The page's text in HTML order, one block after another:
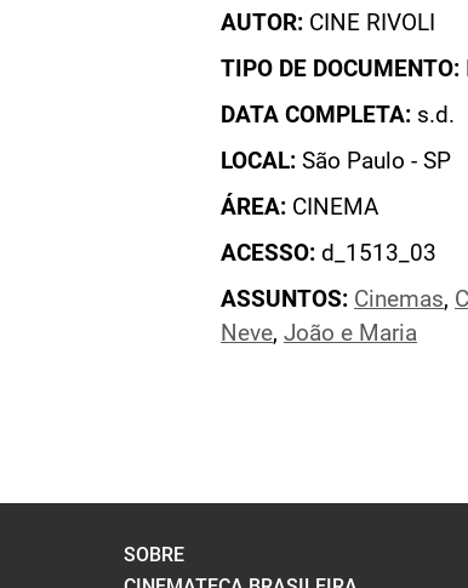
AUTOR: CINE RIVOLI
TIPO DE DOCUMENTO:
DATA COMPLETA: s.d.
LOCAL: São Paulo - SP
ÁREA: CINEMA
ACESSO: d_1513_03
ASSUNTOS: Cinemas,
Neve, João e Maria
SOBRE